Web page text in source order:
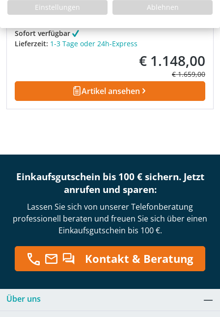
mit Ablauf-Garnitur Siphon chromfarbengratis
Sofort verfügbar
Lieferzeit: 1-3 Tage oder 24h-Express
Verkaufspreis:
€ 1.148,00
Regulärer
€ 1.659,00
Artikel ansehen
Einkaufsgutschein bis 100 € sichern. Jetzt
anrufen und sparen:
Lassen Sie sich von unserer Telefonberatung
professionell beraten und freuen Sie sich über einen
Einkaufsgutschein bis 100 €.
Kontakt & Beratung
Über uns
Einstellungen
Ablehnen